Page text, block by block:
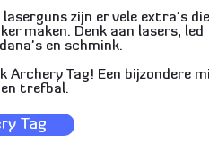
zijn er vele extra's die
maken. Denk aan lasers, led
en schmink.
Archery Tag! Een bijzondere
trefbal.
Tag